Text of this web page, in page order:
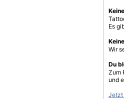
Es
Wir
Du
Zum
und
Jetzt